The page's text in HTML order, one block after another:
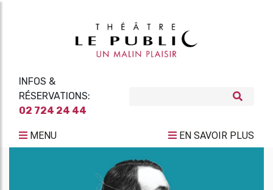
INFOS &
RÉSERVATIONS:
02 724 24 44
MENU EN SAVOIR PLUS